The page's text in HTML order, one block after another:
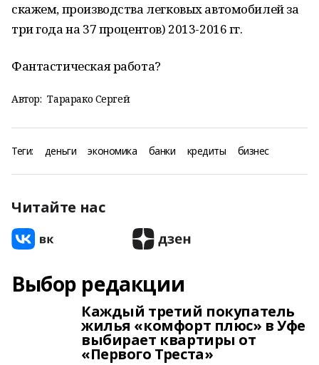
скажем, производства легковых автомобилей за
три года на 37 процентов) 2013-2016 гг.
Фантастическая работа?
Автор: Тарарако Сергей
Теги: деньги экономика банки кредиты бизнес
Читайте нас
Выбор редакции
Каждый третий покупатель
жилья «комфорт плюс» в Уфе
выбирает квартиры от
«Первого Треста»